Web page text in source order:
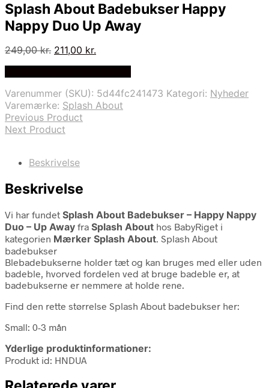
Splash About Badebukser Happy
Nappy Duo Up Away
249,00kr. Den
249,00 kr..
211,00 kr.
211,00 kr..
Varenummer (SKU): 5d44fc241473 Kategori: Nyheder
Varemærke: Splash About
Previous Product
Next Product
Beskrivelse
Beskrivelse
Vi har fundet Splash About Badebukser – Happy Nappy
Duo – Up Away fra Splash About hos BabyRiget i
kategorien Mærker Splash About. Splash About
badebukser
Blebadebukserne holder tæt og kan bruges med eller uden
badeble, hvorved fordelen ved at bruge badeble er, at
badebukserne er nemmere at holde rene.
Find den rette størrelse Splash About badebukser her:
Small: 0-3 mån
Yderlige produktinformationer:
Produkt id: HNDUA